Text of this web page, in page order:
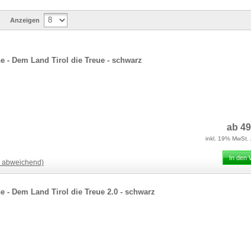
Anzeigen
- Dem Land Tirol die Treue - schwarz
ab
inkl. 19% MwSt.
abweichend)
In den
- Dem Land Tirol die Treue 2.0 - schwarz